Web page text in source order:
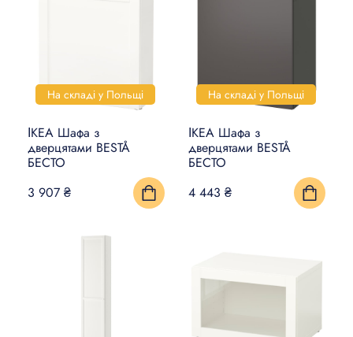
На складі у Польщі
ІКЕА Шафа з
дверцятами BESTÅ
БЕСТО
3 907 ₴
На складі у Польщі
ІКЕА Шафа з
дверцятами BESTÅ
БЕСТО
4 443 ₴